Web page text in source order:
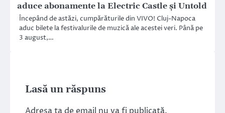
aduce abonamente la Electric Castle şi Untold
Începând de astăzi, cumpărăturile din VIVO! Cluj-Napoca
aduc bilete la festivalurile de muzică ale acestei veri. Până pe
3 august,…
Lasă un răspuns